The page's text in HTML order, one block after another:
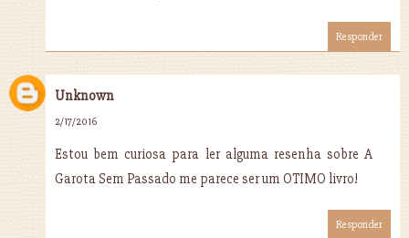
Responder
Unknown
2/17/2016
Estou bem curiosa para ler alguma resenha sobre A
Garota Sem Passado me parece ser um OTIMO livro!
Responder